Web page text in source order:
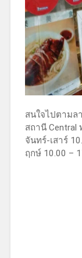
สนใจไปตามล
สถานี Central
จันทร์-เสาร์
ฤกษ์ 10.00 –